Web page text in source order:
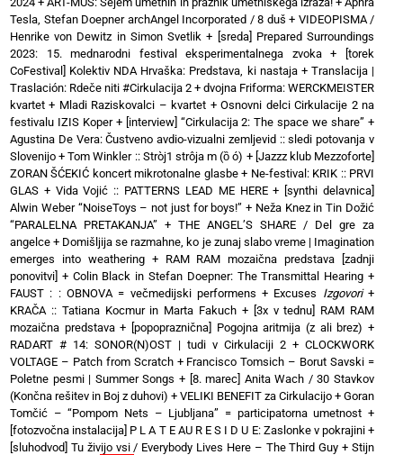
Tesla, Stefan Doepner archAngel Incorporated / 8 duš + VIDEOPISMA /
Henrike von Dewitz in Simon Svetlik + [sreda] Prepared Surroundings
2023: 15. mednarodni festival eksperimentalnega zvoka+
[torek
CoFestival] Kolektiv NDA Hrvaška: Predstava, ki nastaja+ Translacija |
Traslación: Rdeče niti #Cirkulacija 2 + dvojna Friforma: WERCKMEISTER
kvartet + Mladi Raziskovalci – kvartet +Osnovni delci Cirkulacije 2 na
festivalu IZIS Koper+ [interview] “Cirkulacija 2: The space we share” +
Agustina De Vera: Čustveno avdio-vizualni zemljevid :: sledi potovanja v
Slovenijo +Tom Winkler :: Stròj1 strôja m (ȍ ó) + [Jazzz klub Mezzoforte]
ZORAN ŠĆEKIĆ koncert mikrotonalne glasbe+ Ne-festival: KRIK :: PRVI
GLAS + Vida Vojić :: PATTERNS LEAD ME HERE+ [synthi delavnica]
Alwin Weber “NoiseToys – not just for boys!” + Neža Knez in Tin Dožić
“PARALELNA PRETAKANJA” + THE ANGEL’S SHARE / Del gre za
angelce + Domišljija se razmahne, ko je zunaj slabo vreme | Imagination
emerges into weathering+ RAM RAM mozaična predstava [zadnji
ponovitvi] + Colin Black in Stefan Doepner: The Transmittal Hearing +
FAUST : : OBNOVA = večmedijski performens + Excuses Izgovori+
KRAČA :: Tatiana Kocmur in Marta Fakuch + [3x v tednu] RAM RAM
mozaična predstava+ [popopraznična] Pogojna aritmija (z ali brez) +
RADART # 14: SONOR(N)OST | tudi v Cirkulaciji 2 + CLOCKWORK
VOLTAGE – Patch from Scratch+ Francisco Tomsich – Borut Savski =
Poletne pesmi | Summer Songs + [8. marec] Anita Wach / 30 Stavkov
(Končna rešitev in Boj z duhovi) + VELIKI BENEFIT za Cirkulacijo + Goran
Tomčić – “Pompom Nets – Ljubljana” = participatorna umetnost +
[fotozvočna instalacija] P L A T E AU R E S I D U E: Zaslonke v pokrajini+
[sluhodvod] Tu živijo vsi / Everybody Lives Here – The Third Guy + Stijn